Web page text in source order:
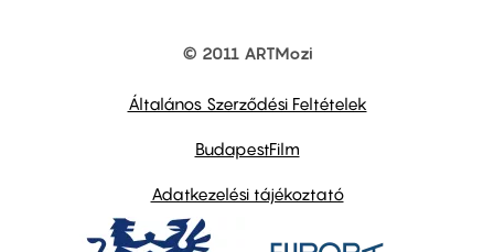
© 2011 ARTMozi
Általános Szerződési Feltételek
BudapestFilm
Adatkezelési tájékoztató